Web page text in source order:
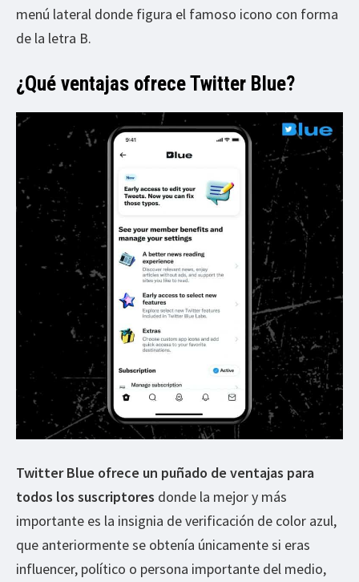
menú lateral donde figura el famoso icono con forma
de la letra B.
¿Qué ventajas ofrece Twitter Blue?
Twitter Blue ofrece un puñado de ventajas para
todos los suscriptores donde la mejor y más
importante es la insignia de verificación de color azul,
que anteriormente se obtenía únicamente si eras
influencer, político o persona importante del medio,